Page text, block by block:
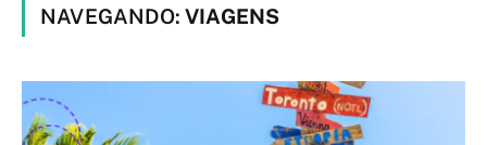
NAVEGANDO:VIAGENS